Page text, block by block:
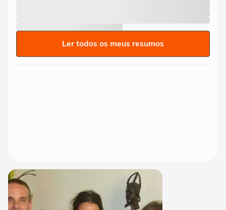
Ler todos os meus resumos